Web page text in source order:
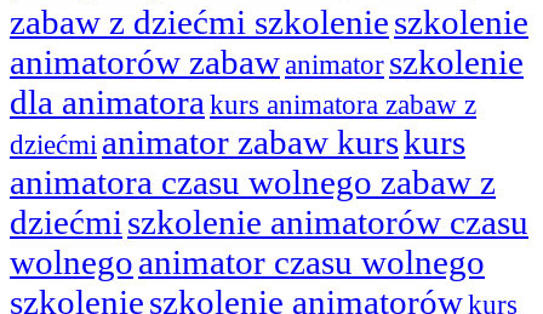
zabaw z dziećmi szkolenieszkolenie
animatorów zabawanimator szkolenie
dla animatora kurs animatora zabaw z
dziećmi animator zabaw kurskurs
animatora czasu wolnego zabaw z
dziećmi szkolenie animatorów czasu
wolnegoanimator czasu wolnego
szkolenieszkolenie animatorówkurs